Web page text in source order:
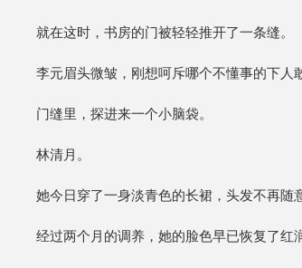
就在这时，书房的门被轻轻推开了一条缝。
李元眉头微皱，刚想呵斥哪个不懂事的下人
门缝里，探进来一个小脑袋。
林清月。
她今日穿了一身淡青色的长裙，头发不再随
经过两个月的调养，她的脸色早已恢复了红